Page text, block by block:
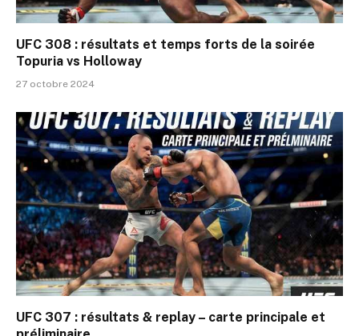
UFC 308 : résultats et temps forts de la soirée
Topuria vs Holloway
27 octobre 2024
UFC 307 : résultats & replay – carte principale et